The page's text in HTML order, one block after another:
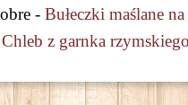
- Bułeczki maślane
Chleb z garnka rzymskiego